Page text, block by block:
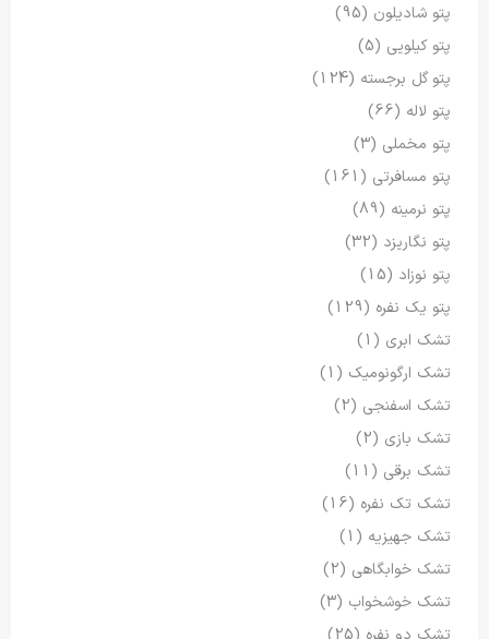
پتو شادیلون (95)
پتو کیلویی (5)
پتو گل برجسته (124)
پتو لاله (66)
پتو مخملی (3)
پتو مسافرتی (161)
پتو نرمینه (89)
پتو نگاریزد (32)
پتو نوزاد (15)
پتو یک نفره (129)
تشک ابری (1)
تشک ارگونومیک (1)
تشک اسفنجی (2)
تشک بازی (2)
تشک برقی (11)
تشک تک نفره (16)
تشک جهیزیه (1)
تشک خوابگاهی (2)
تشک خوشخواب (3)